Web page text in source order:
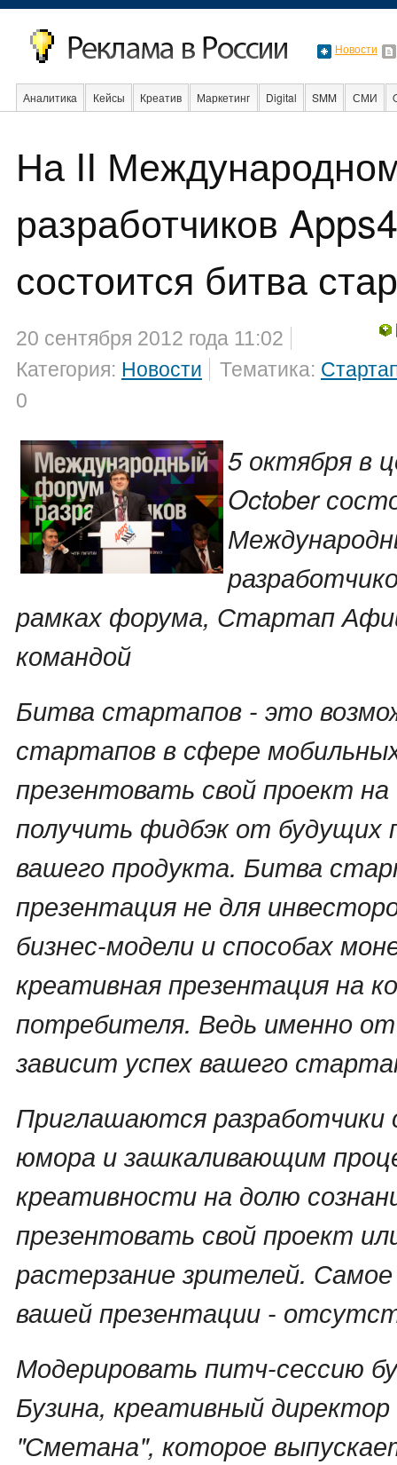
Новости
Аналитика Кейсы Креатив Маркетинг Digital SMM СМИ
На II
разработчиков
состоится битва
20 сентября 2012 года 11:02
Категория: Новости Тематика:
0
5 октября в
October
рамках форума, Стартап
командой
Битва стартапов - это
стартапов в сфере
презентовать свой проект
получить фидбэк от будущих
вашего продукта. Битва
презентация не для
бизнес-модели и способах
креативная презентация на
потребителя. Ведь именно
зависит успех вашего
Приглашаются разработчики
юмора и зашкаливающим
креативности на долю
презентовать свой проект
растерзание зрителей. Самое
вашей презентации -
Модерировать питч-сессию
Бузина, креативный
"Сметана", которое